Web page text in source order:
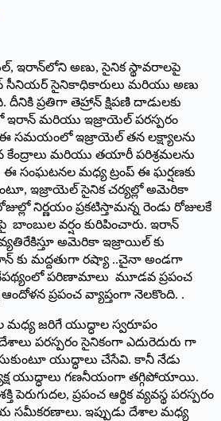
ఇరాన్‌లోని అణు, సైనిక స్థావరాలపై
సీనియర్ సైనికాధికారులు మరియు అణు
దీనికి ప్రతిగా తెహ్రాన్ క్షిపణి దాడులకు
ఇరాన్ మరియు ఇజ్రాయెల్ పరస్పరం
సమయంలో ఇజ్రాయెల్ తన లక్ష్యాలను
కేంద్రాలు మరియు తయారీ పరిశ్రమలను
ఈ సంఘటనల మధ్య ట్రంప్ ఈ ఘర్షణకు
ఇజ్రాయెల్ సైనిక చర్యల్లో అమెరికా
నిర్ణయం ప్రకటిస్తామన్న రెండు రోజులకే
బాంబుల వర్షం కురిపించారు. ఇరాన్
అమెరికా ఇజ్రాయిల్ కు
కు మద్దతుగా రష్యా ..చైనా అండగా
పరిణామాలు మూడవ ప్రపంచ
ప్రపంచ వ్యాప్తంగా నెలకొంది. .
మధ్య జరిగే యుద్ధాల స్వరూపం
పరస్పరం సైనికంగా ఎదురెదురు గా
యుద్ధాలు చేసేవి. కానీ నేడు
యుద్ధాలు గణనీయంగా తగ్గిపోయాయి.
పెరుగుదల, ప్రపంచ ఆర్థిక వ్యవస్థ పరస్పరం
సమీకరణాలు. ఇప్పుడు దేశాల మధ్య